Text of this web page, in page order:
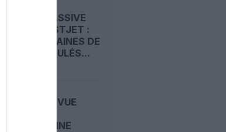
GRÈVE MASSIVE
CHEZ WESTJET :
DES CENTAINES DE
VOLS ANNULÉS...
GRÈVE EN VUE
CANADIENNE